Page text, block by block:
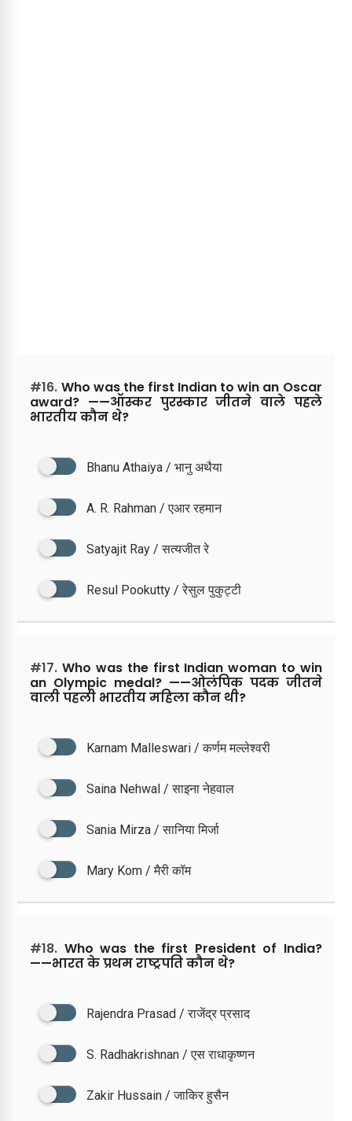
#16. Who was the first Indian to win an Oscar
award? ——ऑस्कर पुरस्कार जीतने वाले पहले
भारतीय कौन थे?
Bhanu Athaiya / भानु अथैया
A. R. Rahman / एआर रहमान
Satyajit Ray / सत्यजीत रे
Resul Pookutty / रेसुल पुकुट्टी
#17. Who was the first Indian woman to win
an Olympic medal? ——ओलंपिक पदक जीतने
वाली पहली भारतीय महिला कौन थी?
Karnam Malleswari / कर्णम मल्लेश्वरी
Saina Nehwal / साइना नेहवाल
Sania Mirza / सानिया मिर्जा
Mary Kom / मैरी कॉम
#18. Who was the first President of India?
——भारत के प्रथम राष्ट्रपति कौन थे?
Rajendra Prasad / राजेंद्र प्रसाद
S. Radhakrishnan / एस राधाकृष्णन
Zakir Hussain / जाकिर हुसैन